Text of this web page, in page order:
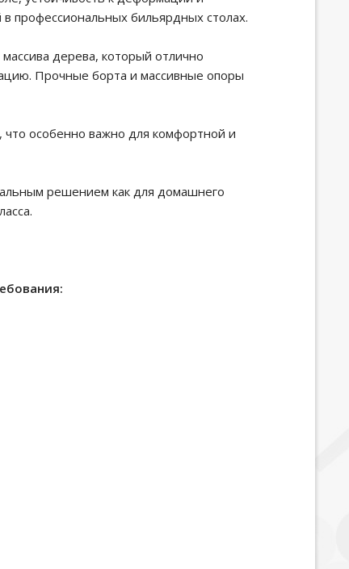
профессиональных бильярдных столах.
дерева, который отлично
Прочные борта и массивные опоры
особенно важно для комфортной и
решением как для домашнего